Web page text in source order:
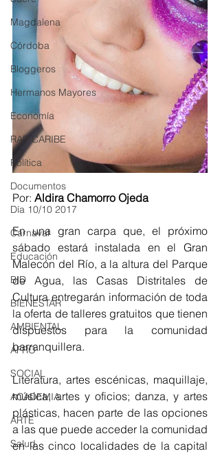
Magdalena
Córdoba
Bloggeros
Hermanos Mayores
Economía
RAP CARIBE
Política
Documentos
Día 10/10 2017
Carnaval
Educación
BID
BIENESTAR
AMBIENTAL
AFRO
SOCIAL
ACADEMIA
ARTE
Salud
Por: Aldira Chamorro Ojeda
En una gran carpa que, el próximo
sábado estará instalada en el Gran
Malecón del Río, a la altura del Parque
de Agua, las Casas Distritales de
Cultura entregarán información de toda
la oferta de talleres gratuitos que tienen
dispuestos para la comunidad
barranquillera.
Literatura, artes escénicas, maquillaje,
música, artes y oficios; danza, y artes
plásticas, hacen parte de las opciones
a las que puede acceder la comunidad
en las cinco localidades de la capital